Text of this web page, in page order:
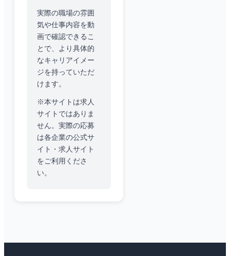
実際の職場の雰囲
気や仕事内容を動
画で確認できるこ
とで、より具体的
なキャリアイメー
ジを持っていただ
けます。
※本サイトは求人
サイトではありま
せん。実際の応募
は各企業の公式サ
イト・求人サイト
をご利用くださ
い。